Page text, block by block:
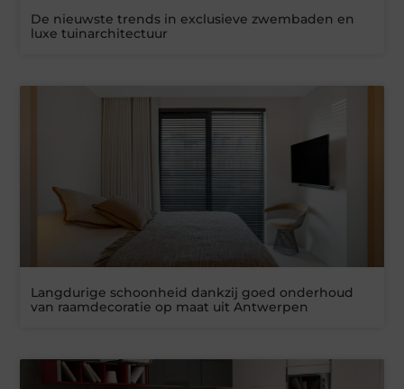
De nieuwste trends in exclusieve zwembaden en
luxe tuinarchitectuur
Langdurige schoonheid dankzij goed onderhoud
van raamdecoratie op maat uit Antwerpen